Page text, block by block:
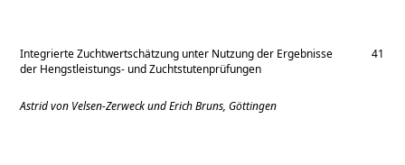
Integrierte Zuchtwertschätzung unter Nutzung der Ergebnisse
der Hengstleistungs- und Zuchtstutenprüfungen
41
Astrid von Velsen-Zerweck und Erich Bruns, Göttingen